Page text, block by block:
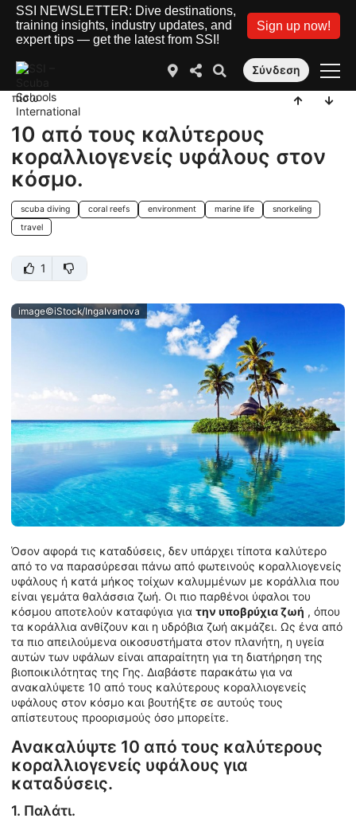
SSI NEWSLETTER: Dive destinations,
training insights, industry updates, and
expert tips — get the latest from SSI!
Sign up now!
Σύνδεση
πίσω
10 από τους καλύτερους
κοραλλιογενείς υφάλους στον
κόσμο.
scuba diving coral reefs environment marine life
snorkeling
travel
1
image©iStock/IngaIvanova
Όσον αφορά τις καταδύσεις, δεν υπάρχει τίποτα καλύτερο
από το να παρασύρεσαι πάνω από φωτεινούς κοραλλιογενείς
υφάλους ή κατά μήκος τοίχων καλυμμένων με κοράλλια που
είναι γεμάτα θαλάσσια ζωή. Οι πιο παρθένοι ύφαλοι του
κόσμου αποτελούν καταφύγια για την υποβρύχια ζωή , όπου
τα κοράλλια ανθίζουν και η υδρόβια ζωή ακμάζει. Ως ένα από
τα πιο απειλούμενα οικοσυστήματα στον πλανήτη, η υγεία
αυτών των υφάλων είναι απαραίτητη για τη διατήρηση της
βιοποικιλότητας της Γης. Διαβάστε παρακάτω για να
ανακαλύψετε 10 από τους καλύτερους κοραλλιογενείς
υφάλους στον κόσμο και βουτήξτε σε αυτούς τους
απίστευτους προορισμούς όσο μπορείτε.
Ανακαλύψτε 10 από τους καλύτερους
κοραλλιογενείς υφάλους για
καταδύσεις.
1. Παλάτι.